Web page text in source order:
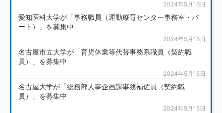
2024年5月16日
愛知医科大学が「事務職員（運動療育センター事務室・パ
ート）」を募集中
2024年5月16日
名古屋市立大学が「育児休業等代替事務系職員（契約職
員）」を募集中
2024年5月15日
名古屋大学が「総務部人事企画課事務補佐員（契約職
員）」を募集中
2024年5月15日